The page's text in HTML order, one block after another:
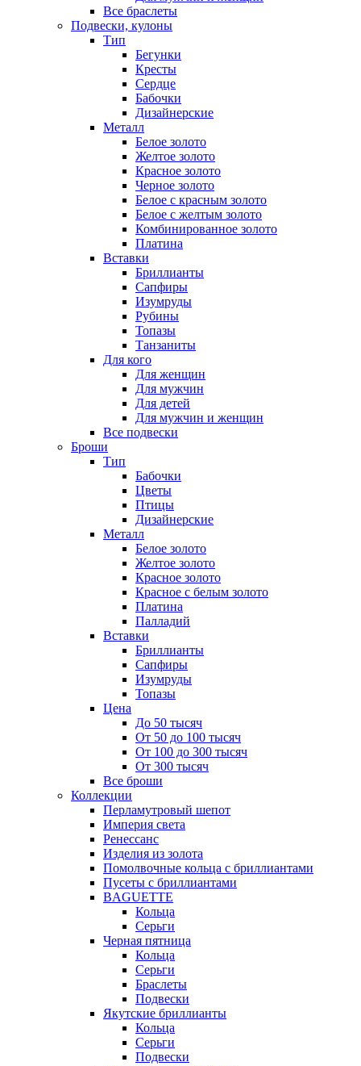
Все браслеты
Подвески, кулоны
Тип
Бегунки
Кресты
Сердце
Бабочки
Дизайнерские
Металл
Белое золото
Желтое золото
Красное золото
Черное золото
Белое с красным золото
Белое с желтым золото
Комбинированное золото
Платина
Вставки
Бриллианты
Сапфиры
Изумруды
Рубины
Топазы
Танзаниты
Для кого
Для женщин
Для мужчин
Для детей
Для мужчин и женщин
Все подвески
Броши
Тип
Бабочки
Цветы
Птицы
Дизайнерские
Металл
Белое золото
Желтое золото
Красное золото
Красное с белым золото
Платина
Палладий
Вставки
Бриллианты
Сапфиры
Изумруды
Топазы
Цена
До 50 тысяч
От 50 до 100 тысяч
От 100 до 300 тысяч
От 300 тысяч
Все броши
Коллекции
Перламутровый шепот
Империя света
Ренессанс
Изделия из золота
Помолвочные кольца с бриллиантами
Пусеты с бриллиантами
BAGUETTE
Кольца
Серьги
Черная пятница
Кольца
Серьги
Браслеты
Подвески
Якутские бриллианты
Кольца
Серьги
Подвески